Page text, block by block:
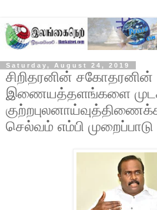
Saturday, August 24, 2019
சிறிதரனின் சகோதரனின்
இணையத்தளங்களை
செல்வம் எம்பி முறைப்பாடு